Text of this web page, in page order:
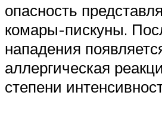
опасность
комары-пискуны.
нападения
аллергическая
степени